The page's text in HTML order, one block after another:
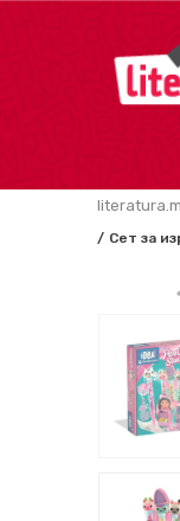
Сет за